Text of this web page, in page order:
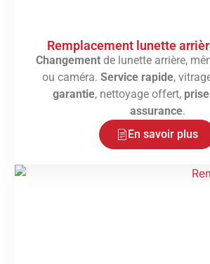
Remplacement lunette
Changement de lunette arrière,
ou caméra. Service rapide,
garantie, nettoyage offert,
assurance.
En savoir plus